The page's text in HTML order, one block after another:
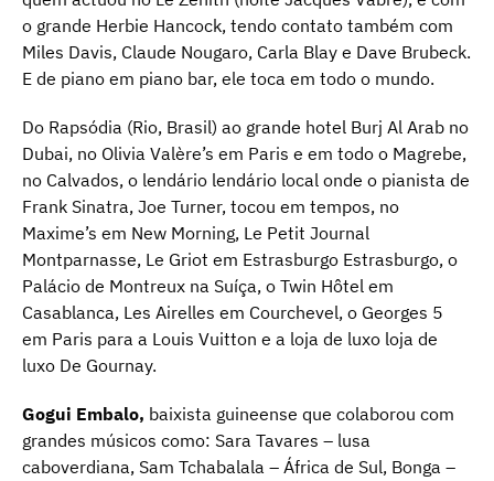
o grande Herbie Hancock, tendo contato também com
Miles Davis, Claude Nougaro, Carla Blay e Dave Brubeck.
E de piano em piano bar, ele toca em todo o mundo.
Do Rapsódia (Rio, Brasil) ao grande hotel Burj Al Arab no
Dubai, no Olivia Valère’s em Paris e em todo o Magrebe,
no Calvados, o lendário lendário local onde o pianista de
Frank Sinatra, Joe Turner, tocou em tempos, no
Maxime’s em New Morning, Le Petit Journal
Montparnasse, Le Griot em Estrasburgo Estrasburgo, o
Palácio de Montreux na Suíça, o Twin Hôtel em
Casablanca, Les Airelles em Courchevel, o Georges 5
em Paris para a Louis Vuitton e a loja de luxo loja de
luxo De Gournay.
Gogui Embalo, baixista guineense que colaborou com
grandes músicos como: Sara Tavares – lusa
caboverdiana, Sam Tchabalala – África de Sul, Bonga –